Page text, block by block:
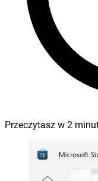
Przeczytasz w 2